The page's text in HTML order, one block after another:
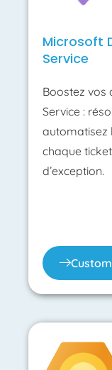
Microsoft
Service
Boostez vos
Service :
automatisez
chaque
d’exception.